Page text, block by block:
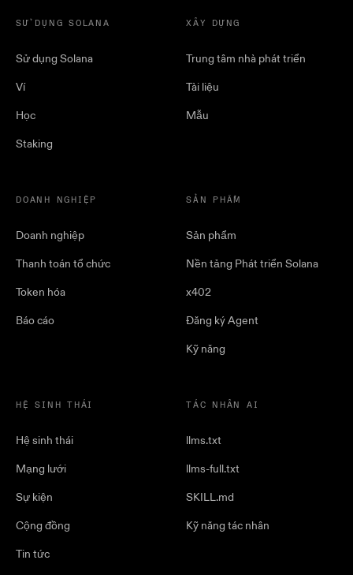
SỬ DỤNG SOLANA
Sử dụng Solana
Ví
Học
Staking
XÂY DỰNG
Trung tâm nhà phát triển
Tài liệu
Mẫu
DOANH NGHIỆP
Doanh nghiệp
Thanh toán tổ chức
Token hóa
Báo cáo
SẢN PHẨM
Sản phẩm
Nền tảng Phát triển Solana
x402
Đăng ký Agent
Kỹ năng
HỆ SINH THÁI
Hệ sinh thái
Mạng lưới
Sự kiện
Cộng đồng
Tin tức
TÁC NHÂN AI
llms.txt
llms-full.txt
SKILL.md
Kỹ năng tác nhân